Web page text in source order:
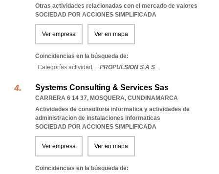
Otras actividades relacionadas con el mercado de valores
SOCIEDAD POR ACCIONES SIMPLIFICADA
Ver empresa Ver en mapa
Coincidencias en la búsqueda de:
Categorías actividad: ...PROPULSION S A S...
Systems Consulting & Services Sas
CARRERA 6 14 37, MOSQUERA, CUNDINAMARCA
Actividades de consultoria informatica y actividades de
administracion de instalaciones informaticas
SOCIEDAD POR ACCIONES SIMPLIFICADA
Ver empresa Ver en mapa
Coincidencias en la búsqueda de: